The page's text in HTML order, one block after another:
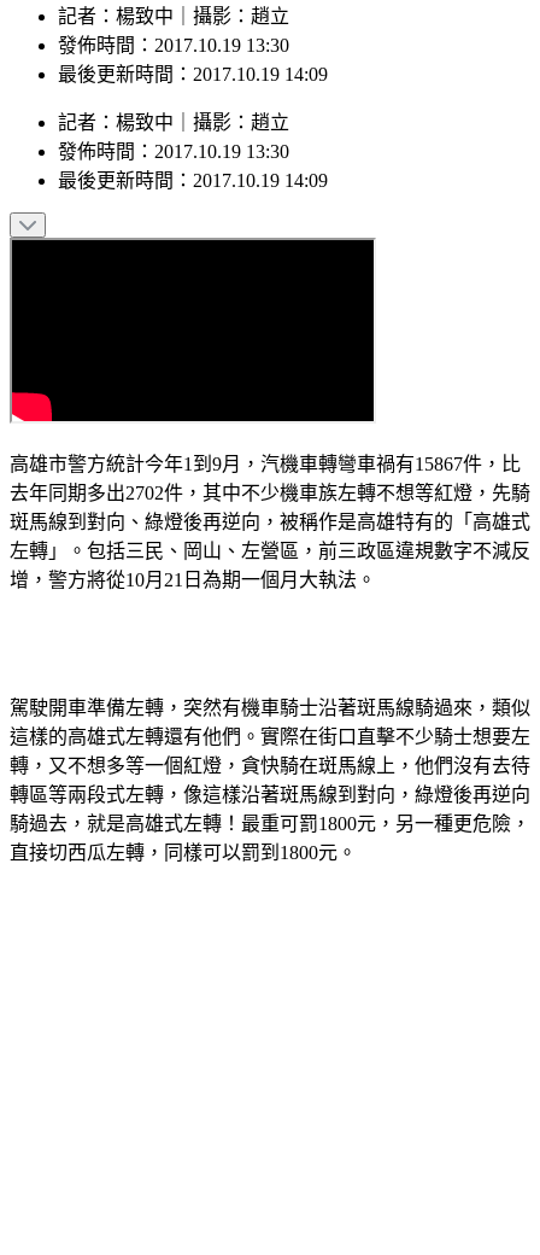
記者：楊致中｜攝影：趙立
發佈時間：2017.10.19 13:30
最後更新時間：2017.10.19 14:09
記者 ： 楊致中 攝影 ： 趙立
發佈時間： 2017.10.19 13:30
最後更新時間： 2017.10.19 14:09
高雄市警方統計今年1到9月，汽機車轉彎車禍有15867件，比
去年同期多出2702件，其中不少機車族左轉不想等紅燈，先騎
斑馬線到對向、綠燈後再逆向，被稱作是高雄特有的「高雄式
左轉」。包括三民、岡山、左營區，前三政區違規數字不減反
增，警方將從10月21日為期一個月大執法。
駕駛開車準備左轉，突然有機車騎士沿著斑馬線騎過來，類似
這樣的高雄式左轉還有他們。實際在街口直擊不少騎士想要左
轉，又不想多等一個紅燈，貪快騎在斑馬線上，他們沒有去待
轉區等兩段式左轉，像這樣沿著斑馬線到對向，綠燈後再逆向
騎過去，就是高雄式左轉！最重可罰1800元，另一種更危險，
直接切西瓜左轉，同樣可以罰到1800元。